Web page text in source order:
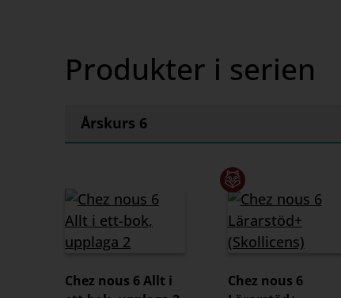
Produkter i serien
Årskurs 6
Chez nous 6 Allt i
Chez nous 6